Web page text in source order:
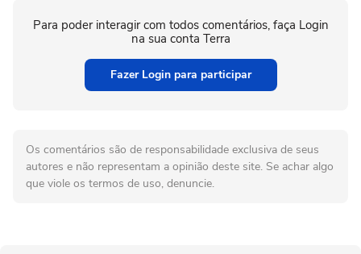
Para poder interagir com todos comentários, faça Login
na sua conta Terra
Fazer Login para participar
Os comentários são de responsabilidade exclusiva de seus
autores e não representam a opinião deste site. Se achar algo
que viole os termos de uso, denuncie.